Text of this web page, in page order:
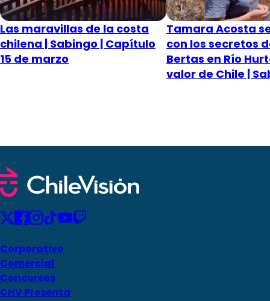
Las maravillas de la costa
chilena | Sabingo | Capítulo
15 de marzo
Tamara Acosta
con los secretos
Bertas en Río
valor de Chile |
Corporativo
Comercial
Concursos
CHV Presenta